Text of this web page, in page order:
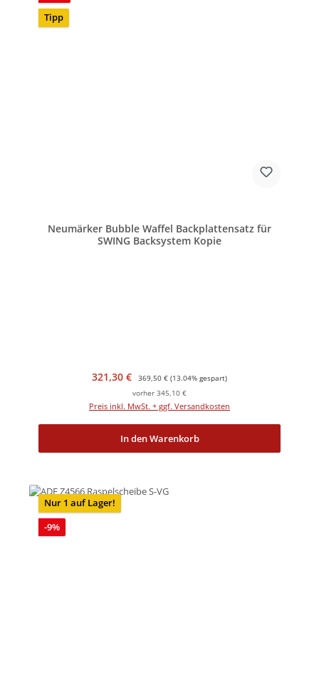
Tipp
Neumärker Bubble Waffel Backplattensatz für
SWING Backsystem Kopie
Verkaufspreis:
321,30 € Regulärer Preis:
369,50 € (13.04% gespart)
vorher 345,10 €
Preis inkl. MwSt. + ggf. Versandkosten
In den Warenkorb
Nur 1 auf Lager!
-9%Rabatt